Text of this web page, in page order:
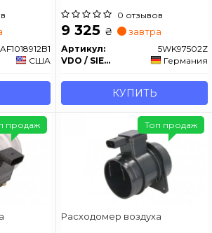
AF1018912B1
США
0 отзывов
9 325 ₴ завтра
Артикул:
5WK97502Z
VDO / SIEMENS
Германия
КУПИТЬ
продаж
Расходомер воздуха
Топ продаж